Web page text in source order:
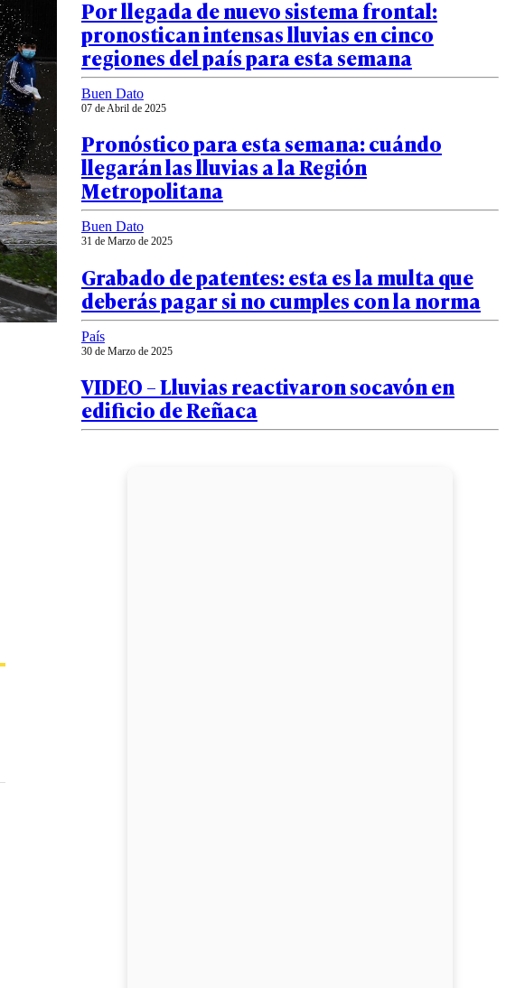
Por llegada de nuevo sistema frontal:
pronostican intensas lluvias en cinco
regiones del país para esta semana
Buen Dato
07 de Abril de 2025
Pronóstico para esta semana: cuándo
llegarán las lluvias a la Región
Metropolitana
Buen Dato
31 de Marzo de 2025
Grabado de patentes: esta es la multa que
deberás pagar si no cumples con la norma
País
30 de Marzo de 2025
VIDEO – Lluvias reactivaron socavón en
edificio de Reñaca